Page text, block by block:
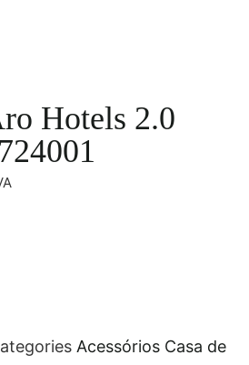
Hotels 2.0
Acessórios Casa de